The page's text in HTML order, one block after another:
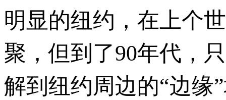
明显的纽约，在上个
聚，但到了90年代，
解到纽约周边的“边缘